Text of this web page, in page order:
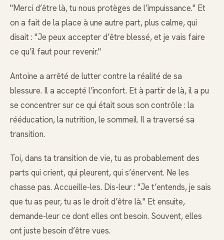
"Merci d’être là, tu nous protèges de l’impuissance." Et
on a fait de la place à une autre part, plus calme, qui
disait : "Je peux accepter d’être blessé, et je vais faire
ce qu’il faut pour revenir."
Antoine a arrêté de lutter contre la réalité de sa
blessure. Il a accepté l’inconfort. Et à partir de là, il a pu
se concentrer sur ce qui était sous son contrôle : la
rééducation, la nutrition, le sommeil. Il a traversé sa
transition.
Toi, dans ta transition de vie, tu as probablement des
parts qui crient, qui pleurent, qui s’énervent. Ne les
chasse pas. Accueille-les. Dis-leur : "Je t’entends, je sais
que tu as peur, tu as le droit d’être là." Et ensuite,
demande-leur ce dont elles ont besoin. Souvent, elles
ont juste besoin d’être vues.